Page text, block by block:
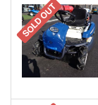
SOLD OUT